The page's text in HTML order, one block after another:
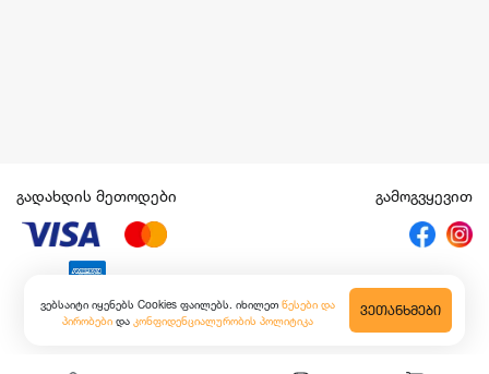
ვებსაიტი იყენებს Cookies ფაილებს. იხილეთ წესები და
პირობები და კონფიდენციალურობის პოლიტიკა
ᲕᲔᲗᲐᲜᲮᲛᲔᲑᲘ
გადახდის მეთოდები გამოგვყევით